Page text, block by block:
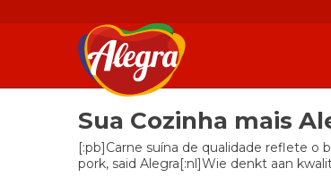
Sua Cozinha mais
[:pb]Carne suína de qualidade reflete o
pork, said Alegra[:nl]Wie denkt aan